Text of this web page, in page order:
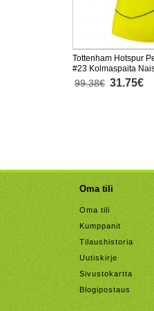
Tottenham Hotspur
#23 Kolmaspaita
Lyhythihainen
99.38€ 31.75€
Oma tili
Oma tili
Kumppanit
Tilaushistoria
Uutiskirje
Sivustokartta
Blogipostaus